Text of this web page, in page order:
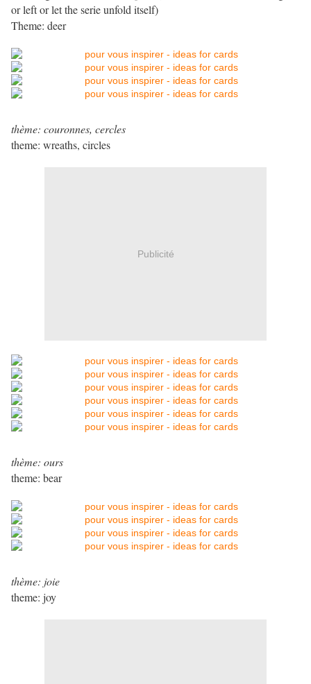
or left or let the serie unfold itself)
Theme: deer
thème: couronnes, cercles
theme: wreaths, circles
Publicité
thème: ours
theme: bear
thème: joie
theme: joy